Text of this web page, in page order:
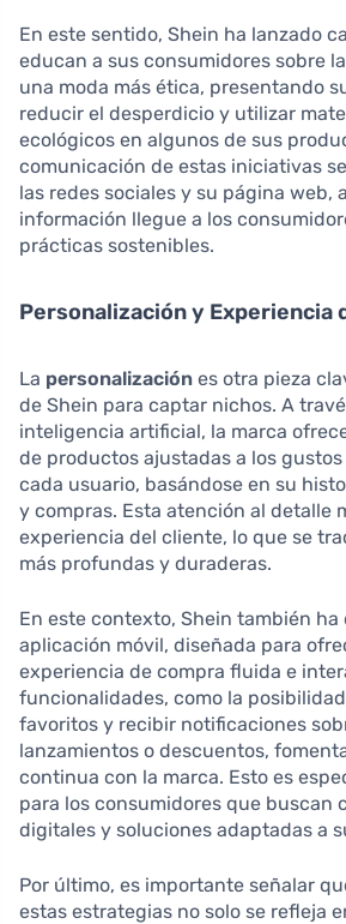
En este sentido, Shein ha lanzado
educan a sus consumidores sobre
una moda más ética, presentando
reducir el desperdicio y utilizar
ecológicos en algunos de sus
comunicación de estas iniciativas
las redes sociales y su página web,
información llegue a los
prácticas sostenibles.
Personalización y Experiencia
La personalización es otra pieza
de Shein para captar nichos. A
inteligencia artificial, la marca
de productos ajustadas a los
cada usuario, basándose en su
y compras. Esta atención al detalle
experiencia del cliente, lo que se
más profundas y duraderas.
En este contexto, Shein también ha
aplicación móvil, diseñada para
experiencia de compra fluida e
funcionalidades, como la
favoritos y recibir notificaciones
lanzamientos o descuentos,
continua con la marca. Esto es
para los consumidores que buscan
digitales y soluciones adaptadas a
Por último, es importante señalar
estas estrategias no solo se refleja